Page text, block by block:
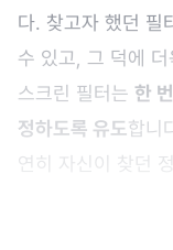
다. 찾고자 했던 필
수 있고, 그 덕에
스크린 필터는 한
정하도록 유도합니
연히 자신이 찾던